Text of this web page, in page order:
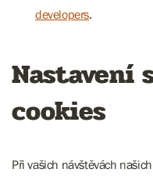
developers.
Nastavení
cookies
Při vašich návštěvách